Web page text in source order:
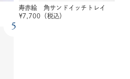
寿赤絵 角サンドイッチトレイ
¥7,700 （税込）
5